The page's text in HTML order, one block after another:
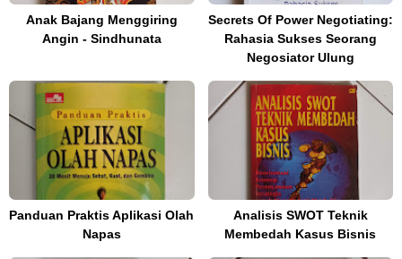
Anak Bajang Menggiring
Angin - Sindhunata
Secrets Of Power Negotiating:
Rahasia Sukses Seorang
Negosiator Ulung
Panduan Praktis Aplikasi Olah
Napas
Analisis SWOT Teknik
Membedah Kasus Bisnis